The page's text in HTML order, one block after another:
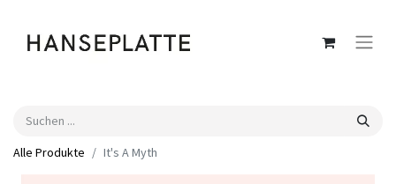
Alle Produkte It's A Myth